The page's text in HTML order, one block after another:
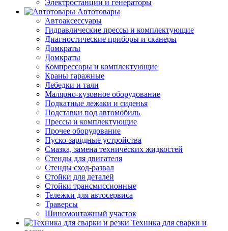
Электростанции и генераторы
Автотовары
Автоаксессуары
Гидравлические прессы и комплектующие
Диагностические приборы и сканеры
Домкраты
Домкраты
Компрессоры и комплектующие
Краны гаражные
Лебедки и тали
Малярно-кузовное оборудование
Подкатные лежаки и сиденья
Подставки под автомобиль
Прессы и комплектующие
Прочее оборудование
Пуско-зарядные устройства
Смазка, замена технических жидкостей
Стенды для двигателя
Стенды сход-развал
Стойки для деталей
Стойки трансмиссионные
Тележки для автосервиса
Траверсы
Шиномонтажный участок
Техника для сварки и